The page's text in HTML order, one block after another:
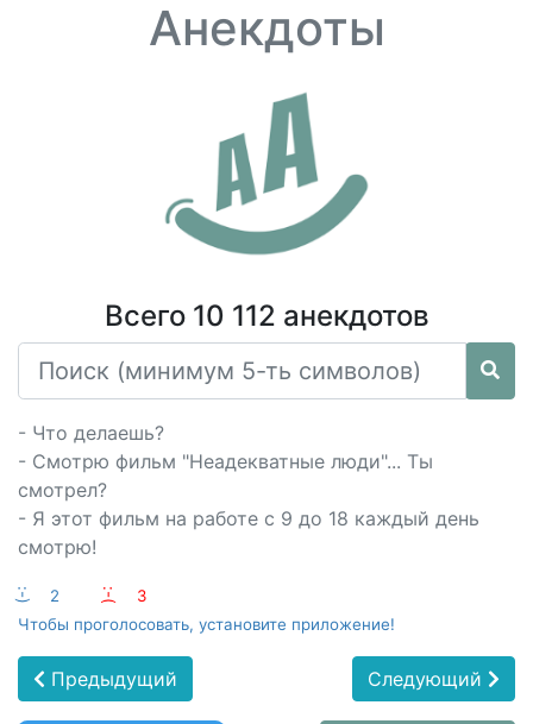
Анекдоты
Всего 10 112 анекдотов
- Что делаешь?
- Смотрю фильм "Неадекватные люди"... Ты
смотрел?
- Я этот фильм на работе с 9 до 18 каждый день
смотрю!
:-) 2 :-(
3
Чтобы проголосовать, установите приложение!
Предыдущий Следующий